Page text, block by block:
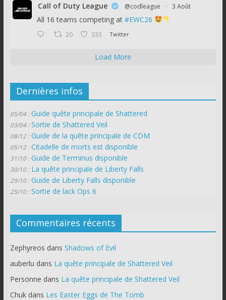
Call of Duty League @codleague · 3 Août
All 16 teams competing at #EWC26
20 333 Twitter
Load More
Dernières infos
05/04 : Guide quête principale de Shattered
03/04 : Sortie de Shattered Veil
08/12 : Guide de la quête principale de CDM
05/12 : Citadelle de morts est disponible
31/10 : Guide de Terminus disponible
30/10 : La quête principale de Liberty Falls
29/10 : Guide de Liberty Falls disponible
25/10 : Sortie de lack Ops 6
Commentaires récents
Zephyreos dans Shadows of Evil
auberlu dans La quête principale de Shattered Veil
Personne dans La quête principale de Shattered Veil
Chukdans Les Easter Eggs de The Tomb